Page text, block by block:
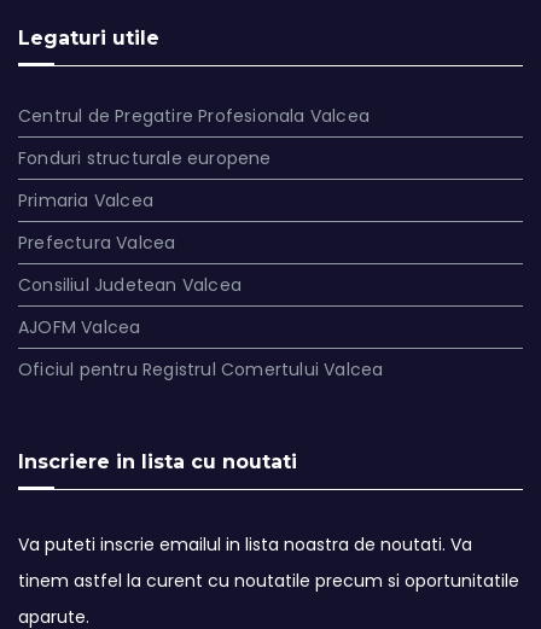
Legaturi utile
Centrul de Pregatire Profesionala Valcea
Fonduri structurale europene
Primaria Valcea
Prefectura Valcea
Consiliul Judetean Valcea
AJOFM Valcea
Oficiul pentru Registrul Comertului Valcea
Inscriere in lista cu noutati
Va puteti inscrie emailul in lista noastra de noutati. Va
tinem astfel la curent cu noutatile precum si oportunitatile
aparute.